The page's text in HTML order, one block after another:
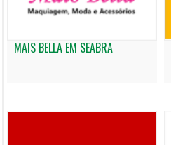
MAIS BELLA EM SEABRA